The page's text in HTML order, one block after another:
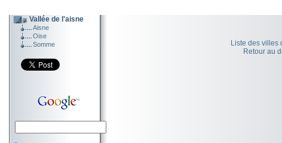
Vallée de l'aisne
Aisne
Oise
Somme
Liste des villes
Retour au